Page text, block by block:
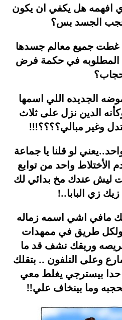
افهمه هل يكفي ان يكون
الجسد بس؟
غطت جميع معالم جسدها
المطلوبه في حكمة فرض
الجديده اللي اسمها
الدين نزل على ثلاث
وغير مبالي؟؟؟؟!!!
لو قلنا يا جماعة
واحد من توابع
ليش عندك مخ بدائي لك
زي البابا..!
مافي اشي اسمه زماله
ولكل طريق في ممهدات
وريقك نشف قد ما
وعلى التلفون .. بتقلك
حدا بيسترجي يغلط معي
وما بينخاف علي!!